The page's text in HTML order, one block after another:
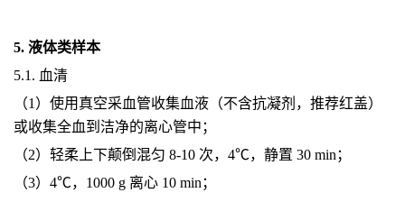
5. 液体类样本
5.1. 血清
（1）使用真空采血管收集血液（不含抗凝剂，推荐红盖）
或收集全血到洁净的离心管中；
（2）轻柔上下颠倒混匀 8-10 次，4℃，静置 30 min；
（3）4℃，1000 g 离心 10 min；